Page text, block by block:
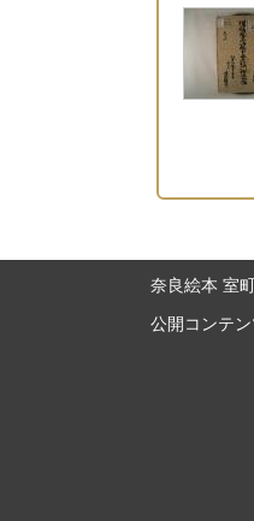
奈良絵本 室
公開コンテ